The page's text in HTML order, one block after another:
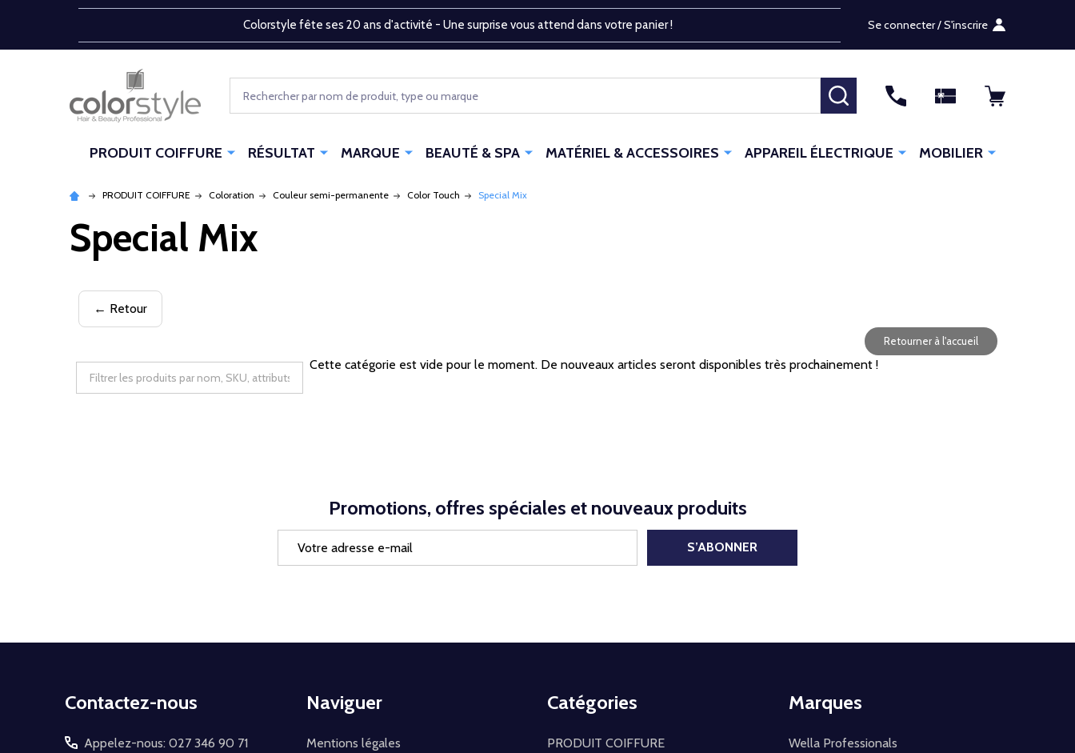
Colorstyle fête ses 20 ans d'activité - Une surprise vous attend dans votre panier ! Se connecter / S'inscrire
RECHERCHER
PRODUIT COIFFURE RÉSULTAT MARQUE BEAUTÉ & SPA MATÉRIEL & ACCESSOIRES APPAREIL ÉLECTRIQUE MOBILIER
PRODUIT COIFFURE Coloration Couleur semi-permanente Color Touch Special Mix
Special Mix
← Retour
Retourner à l'accueil
Cette catégorie est vide pour le moment. De nouveaux articles seront disponibles très prochainement !
Promotions, offres spéciales et nouveaux produits
S’ABONNER
Contactez-nous
Appelez-nous: 027 346 90 71
Naviguer
Mentions légales
Catégories
PRODUIT COIFFURE
Marques
Wella Professionals